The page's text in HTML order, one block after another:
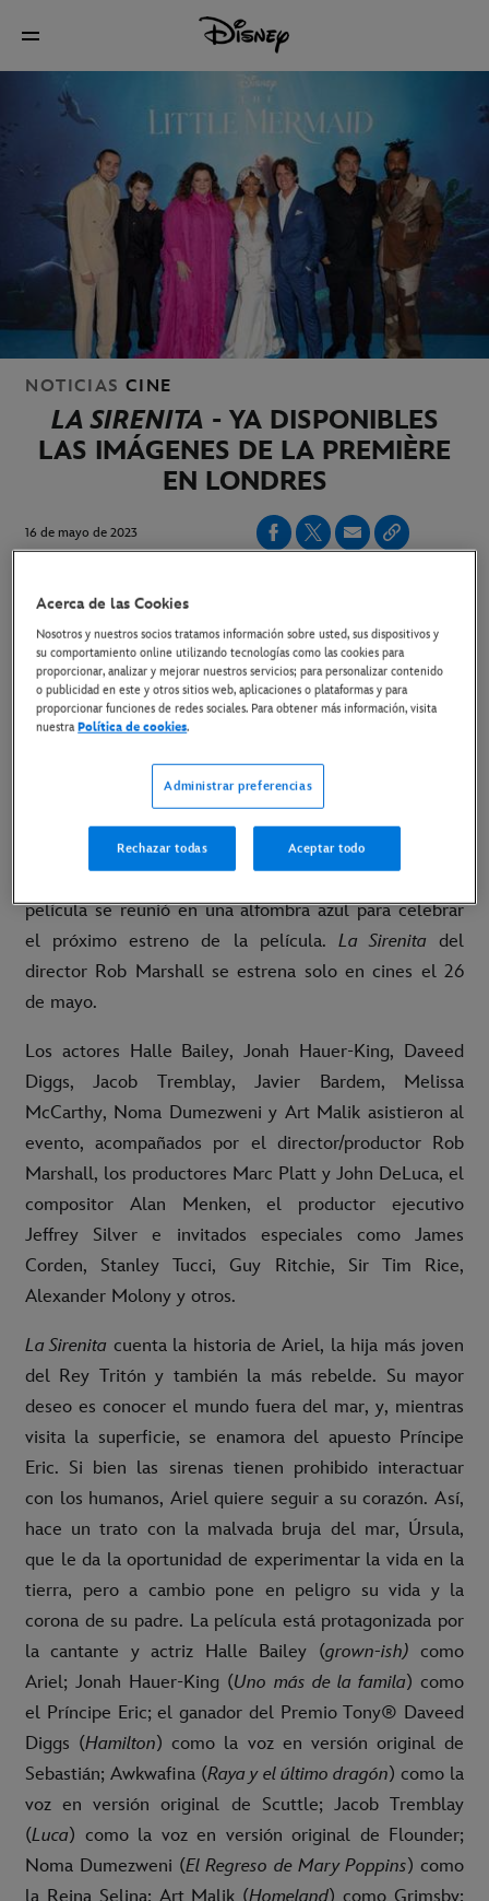
NOTICIAS CINE
LA SIRENITA - YA DISPONIBLES
LAS IMÁGENES DE LA PREMIÈRE
EN LONDRES
16 de mayo de 2023
Link a las imágenes del evento
Link al material disponible
las imágenes de la première en Londres de
ganador del Oscar®. El evento tuvo lugar ayer en el
película se reunió en una alfombra azul para celebrar
el próximo estreno de la película. La Sirenitadel
director Rob Marshall se estrena solo en cines el 26
de mayo.
Los actores Halle Bailey, Jonah Hauer-King, Daveed
Diggs, Jacob Tremblay, Javier Bardem, Melissa
McCarthy, Noma Dumezweni y Art Malik asistieron al
evento, acompañados por el director/productor Rob
Marshall, los productores Marc Platt y John DeLuca, el
compositor Alan Menken, el productor ejecutivo
Jeffrey Silver e invitados especiales como James
Corden, Stanley Tucci, Guy Ritchie, Sir Tim Rice,
Alexander Molony y otros.
La Sirenita cuenta la historia de Ariel, la hija más joven
del Rey Tritón y también la más rebelde. Su mayor
deseo es conocer el mundo fuera del mar, y, mientras
visita la superficie, se enamora del apuesto Príncipe
Eric. Si bien las sirenas tienen prohibido interactuar
con los humanos, Ariel quiere seguir a su corazón. Así,
hace un trato con la malvada bruja del mar, Úrsula,
que le da la oportunidad de experimentar la vida en la
tierra, pero a cambio pone en peligro su vida y la
corona de su padre. La película está protagonizada por
la cantante y actriz Halle Bailey (grown-ish) como
Ariel; Jonah Hauer-King (Uno más de la famila) como
el Príncipe Eric; el ganador del Premio Tony® Daveed
Diggs (Hamilton) como la voz en versión original de
Sebastián; Awkwafina (Raya y el último dragón) como la
voz en versión original de Scuttle; Jacob Tremblay
(Luca) como la voz en versión original de Flounder;
Noma Dumezweni (El Regreso de Mary Poppins) como
la Reina Selina; Art Malik (Homeland) como Grimsby;
Acerca de las Cookies
Nosotros y nuestros socios tratamos información sobre usted, sus dispositivos y
su comportamiento online utilizando tecnologías como las cookies para
proporcionar, analizar y mejorar nuestros servicios; para personalizar contenido
o publicidad en este y otros sitios web, aplicaciones o plataformas y para
proporcionar funciones de redes sociales. Para obtener más información, visita
nuestraPolítica de cookies.
Administrar preferencias
Rechazar todas Aceptar todo